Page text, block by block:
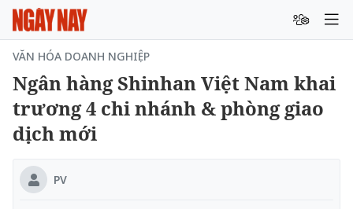
VĂN HÓA DOANH NGHIỆP
Ngân hàng Shinhan Việt Nam khai
trương 4 chi nhánh & phòng giao
dịch mới
PV